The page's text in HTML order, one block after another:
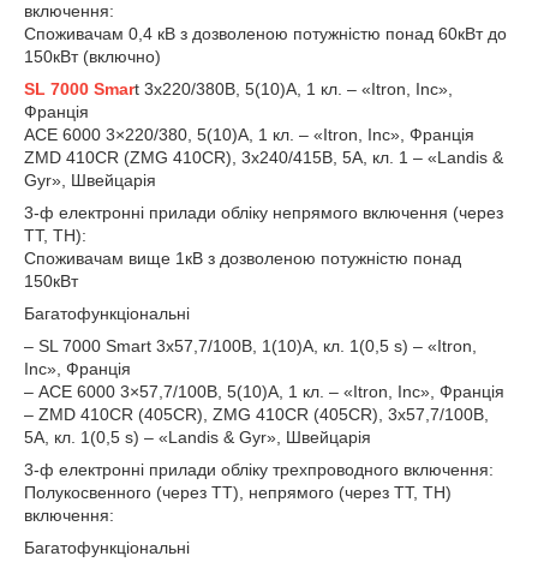
включення:
Споживачам 0,4 кВ з дозволеною потужністю понад 60кВт до
150кВт (включно)
SL 7000 Smart 3х220/380В, 5(10)А, 1 кл. – «Itron, Inc»,
Франція
ACE 6000 3×220/380, 5(10)А, 1 кл. – «Itron, Inc», Франція
ZMD 410CR (ZMG 410CR), 3х240/415В, 5А, кл. 1 – «Landis &
Gyr», Швейцарія
3-ф електронні прилади обліку непрямого включення (через
ТТ, ТН):
Споживачам вище 1кВ з дозволеною потужністю понад
150кВт
Багатофункціональні
– SL 7000 Smart 3х57,7/100В, 1(10)А, кл. 1(0,5 s) – «Itron,
Inc», Франція
– ACE 6000 3×57,7/100В, 5(10)А, 1 кл. – «Itron, Inc», Франція
– ZMD 410CR (405CR), ZMG 410CR (405CR), 3х57,7/100В,
5А, кл. 1(0,5 s) – «Landis & Gyr», Швейцарія
3-ф електронні прилади обліку трехпроводного включення:
Полукосвенного (через ТТ), непрямого (через ТТ, ТН)
включення:
Багатофункціональні